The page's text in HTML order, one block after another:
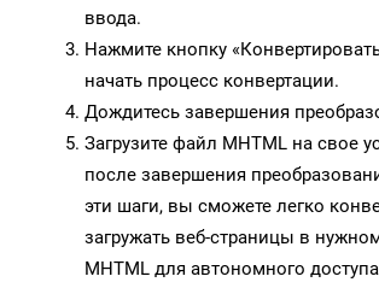
ввода.
Нажмите кнопку
начать процесс конвертации.
Дождитесь завершения
Загрузите файл MHTML на свое
после завершения
эти шаги, вы сможете легко
загружать веб-страницы в
MHTML для автономного